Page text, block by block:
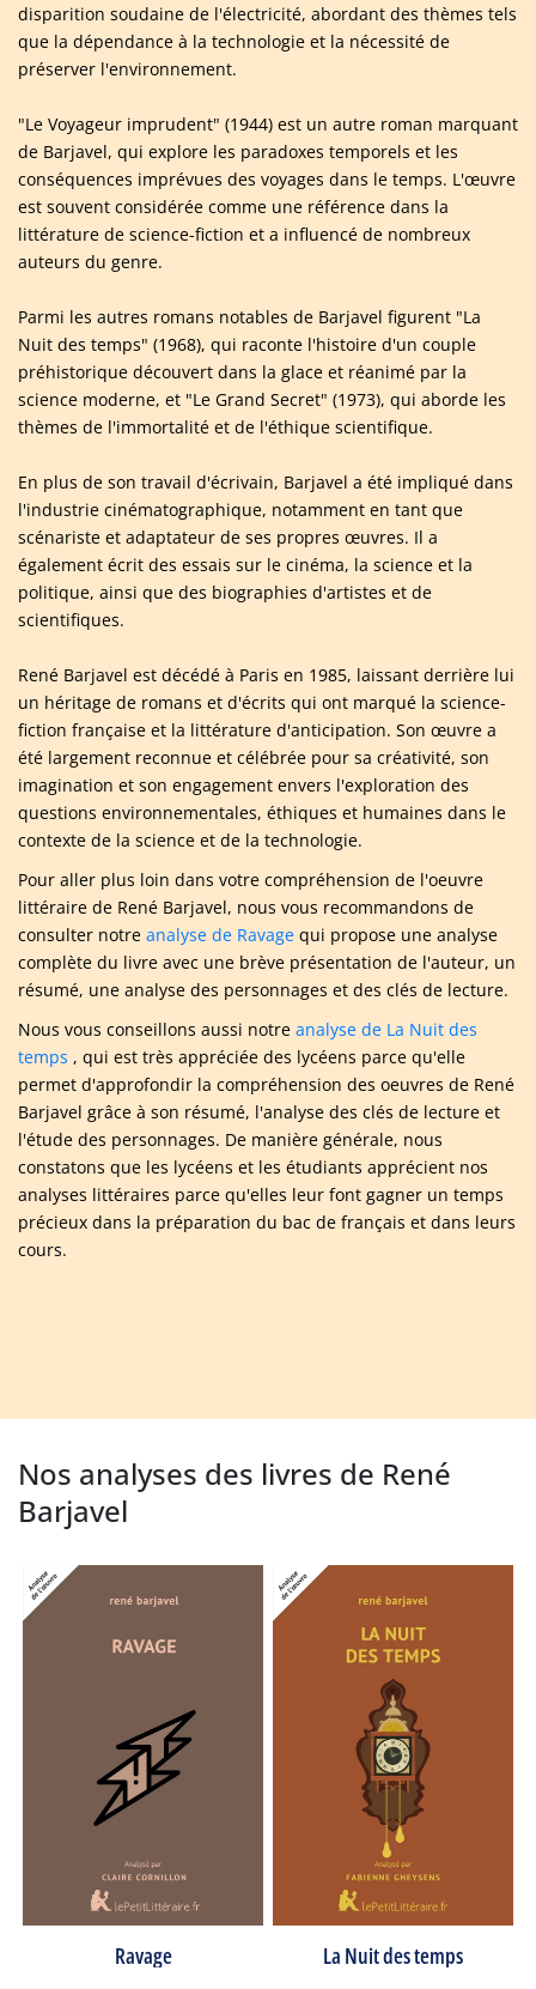
disparition soudaine de l'électricité, abordant des thèmes tels
que la dépendance à la technologie et la nécessité de
préserver l'environnement.
"Le Voyageur imprudent" (1944) est un autre roman marquant
de Barjavel, qui explore les paradoxes temporels et les
conséquences imprévues des voyages dans le temps. L'œuvre
est souvent considérée comme une référence dans la
littérature de science-fiction et a influencé de nombreux
auteurs du genre.
Parmi les autres romans notables de Barjavel figurent "La
Nuit des temps" (1968), qui raconte l'histoire d'un couple
préhistorique découvert dans la glace et réanimé par la
science moderne, et "Le Grand Secret" (1973), qui aborde les
thèmes de l'immortalité et de l'éthique scientifique.
En plus de son travail d'écrivain, Barjavel a été impliqué dans
l'industrie cinématographique, notamment en tant que
scénariste et adaptateur de ses propres œuvres. Il a
également écrit des essais sur le cinéma, la science et la
politique, ainsi que des biographies d'artistes et de
scientifiques.
René Barjavel est décédé à Paris en 1985, laissant derrière lui
un héritage de romans et d'écrits qui ont marqué la science-
fiction française et la littérature d'anticipation. Son œuvre a
été largement reconnue et célébrée pour sa créativité, son
imagination et son engagement envers l'exploration des
questions environnementales, éthiques et humaines dans le
contexte de la science et de la technologie.
Pour aller plus loin dans votre compréhension de l'oeuvre
littéraire de René Barjavel, nous vous recommandons de
consulter notre analyse de Ravage qui propose une analyse
complète du livre avec une brève présentation de l'auteur, un
résumé, une analyse des personnages et des clés de lecture.
Nous vous conseillons aussi notre analyse de La Nuit des
temps , qui est très appréciée des lycéens parce qu'elle
permet d'approfondir la compréhension des oeuvres de René
Barjavel grâce à son résumé, l'analyse des clés de lecture et
l'étude des personnages. De manière générale, nous
constatons que les lycéens et les étudiants apprécient nos
analyses littéraires parce qu'elles leur font gagner un temps
précieux dans la préparation du bac de français et dans leurs
cours.
Nos analyses des livres de René
Barjavel
Ravage La Nuit des temps